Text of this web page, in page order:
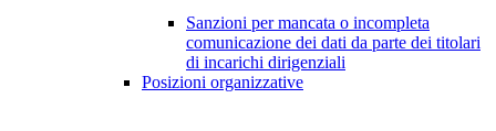
Sanzioni per mancata o incompleta
comunicazione dei dati da parte dei titolari
di incarichi dirigenziali
Posizioni organizzative